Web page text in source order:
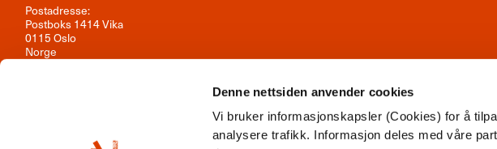
Denne nettsiden anvender cookies
Vi bruker informasjonskapsler (Cookies) for å
analysere trafikk. Informasjon deles med våre
Postadresse:
Postboks 1414 Vika
0115 Oslo
Norge